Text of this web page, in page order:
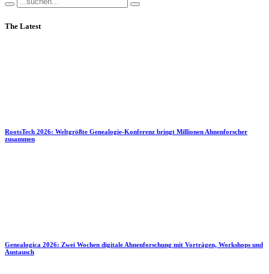
The Latest
RootsTech 2026: Weltgrößte Genealogie-Konferenz bringt Millionen Ahnenforscher
zusammen
Genealogica 2026: Zwei Wochen digitale Ahnenforschung mit Vorträgen, Workshops und
Austausch